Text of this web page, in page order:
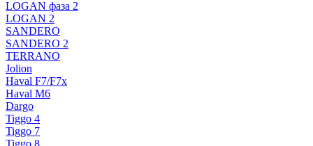
LOGAN фаза 2
LOGAN 2
SANDERO
SANDERO 2
TERRANO
Jolion
Haval F7/F7x
Haval M6
Dargo
Tiggo 4
Tiggo 7